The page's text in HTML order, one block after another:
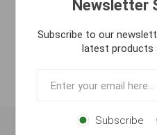
Newsletter
Subscribe to our
latest products
Subscribe